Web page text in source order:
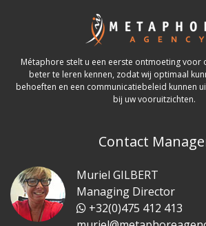
Métaphore stelt u een eerste ontmoeting voor
beter te leren kennen, zodat wij optimaal
behoeften en een communicatiebeleid kunnen
bij uw vooruitzichten.
Contact
Muriel GILBERT
Managing Director
+32(0)475 412 413